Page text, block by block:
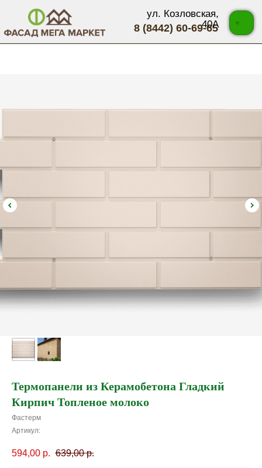
8 (8442) 60-69-65
ул. Козловская,
40А
Термопанели из Керамобетона Гладкий
Кирпич Топленое молоко
Фастерм
Артикул:
594,00 р. 639,00 р.